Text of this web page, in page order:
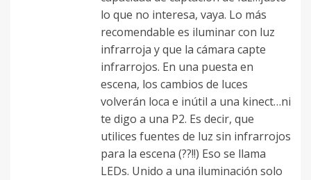
lo que no interesa, vaya. Lo más
recomendable es iluminar con luz
infrarroja y que la cámara capte
infrarrojos. En una puesta en
escena, los cambios de luces
volverán loca e inútil a una kinect…ni
te digo a una P2. Es decir, que
utilices fuentes de luz sin infrarrojos
para la escena (??!!) Eso se llama
LEDs. Unido a una iluminación solo